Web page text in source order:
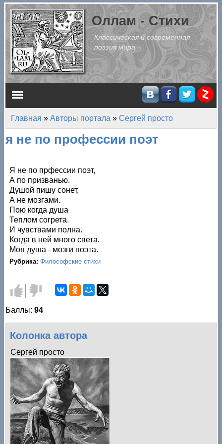
Перейти к основному содержанию
Оллам - Стихи
Классическая и современная
поэзия мира
Главное меню
Вы здесь
Главная » Авторы портала » Сергей просто
я не по профессии поэт
Я не по прфессии поэт,
А по призванью.
Душой пишу сонет,
А не мозгами.
Пою когда душа
Теплом согрета.
И чувствами полна.
Когда в ней много света.
Моя душа - мозги поэта.
Рубрика:Философские стихи
Голос
за!
Голос
против!
Баллы:94
Колонка автора
Сергей просто